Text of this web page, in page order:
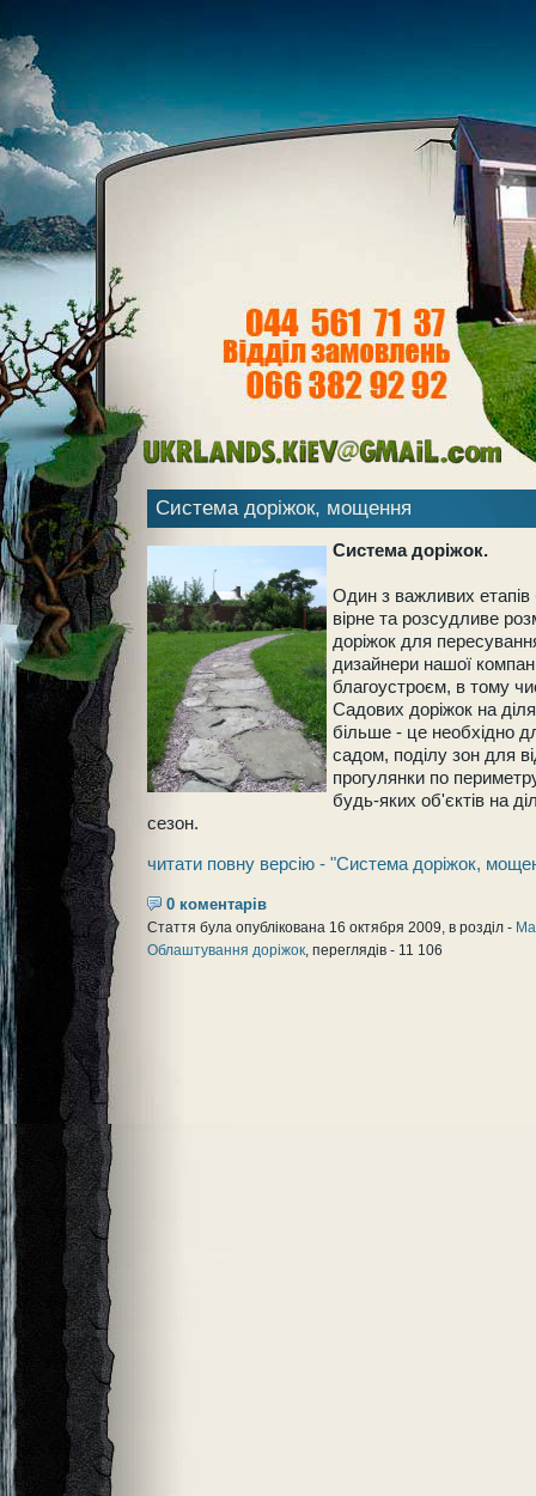
Система доріжок, мощення
Система доріжок.
Один з важливих етапів
вірне та розсудливе
доріжок для
дизайнери нашої
благоустроєм, в тому
Садових доріжок на
більше - це необхідно
садом, поділу зон для
прогулянки по
будь-яких об'єктів на
сезон.
читати повну версію - "Система доріжок,
0 коментарів
Стаття була опублікована 16 октября 2009, в розділ -
Облаштування доріжок, переглядів - 11 106